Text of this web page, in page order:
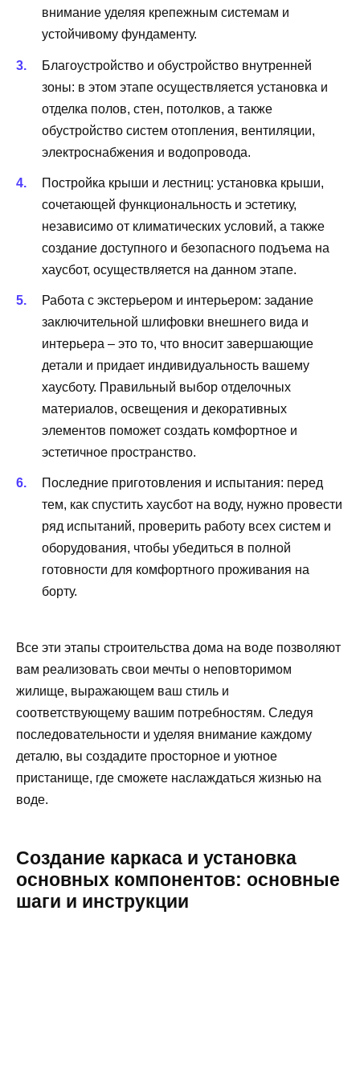
внимание уделяя крепежным системам и
устойчивому фундаменту.
Благоустройство и обустройство внутренней
зоны: в этом этапе осуществляется установка и
отделка полов, стен, потолков, а также
обустройство систем отопления, вентиляции,
электроснабжения и водопровода.
Постройка крыши и лестниц: установка крыши,
сочетающей функциональность и эстетику,
независимо от климатических условий, а также
создание доступного и безопасного подъема на
хаусбот, осуществляется на данном этапе.
Работа с экстерьером и интерьером: задание
заключительной шлифовки внешнего вида и
интерьера – это то, что вносит завершающие
детали и придает индивидуальность вашему
хаусботу. Правильный выбор отделочных
материалов, освещения и декоративных
элементов поможет создать комфортное и
эстетичное пространство.
Последние приготовления и испытания: перед
тем, как спустить хаусбот на воду, нужно провести
ряд испытаний, проверить работу всех систем и
оборудования, чтобы убедиться в полной
готовности для комфортного проживания на
борту.
Все эти этапы строительства дома на воде позволяют
вам реализовать свои мечты о неповторимом
жилище, выражающем ваш стиль и
соответствующему вашим потребностям. Следуя
последовательности и уделяя внимание каждому
деталю, вы создадите просторное и уютное
пристанище, где сможете наслаждаться жизнью на
воде.
Создание каркаса и установка
основных компонентов: основные
шаги и инструкции